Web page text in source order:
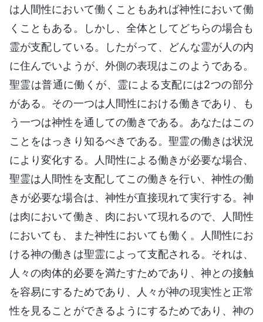
は人間性において働くこともあれば神性において働
くこともある。しかし、全体としてどちらの場合も
霊が支配している。したがって、どんな霊が人の内
に住んでいようが、外側の表現はこのようである。
聖霊は普通に働くが、霊による支配には2つの部分
がある。その一つは人間性における働きであり、も
う一つは神性を通しての働きである。あなたはこの
ことをはっきり知るべきである。聖霊の働きは状況
により変化する。人間性による働きが必要な場合、
聖霊は人間性を支配してこの働きを行い、神性の働
きが必要な場合は、神性が直接現れて実行する。神
は肉において働き、肉において現れるので、人間性
においても、また神性においても働く。人間性にお
ける神の働きは聖霊によって支配される。それは、
人々の肉体的必要を満たすためであり、神との接触
を容易にするためであり、人々が神の現実性と正常
性を見ることができるようにするためであり、神の